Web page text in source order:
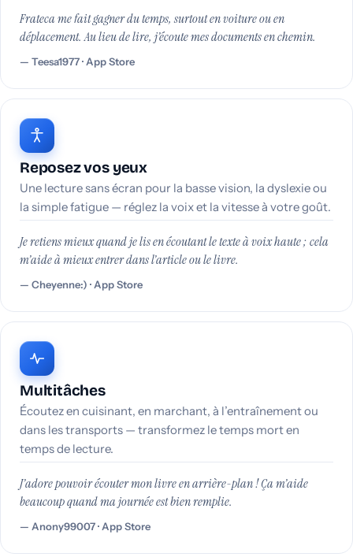
Frateca me fait gagner du temps, surtout en voiture ou en
déplacement. Au lieu de lire, j’écoute mes documents en chemin.
Teesa1977 · App Store
Reposez vos yeux
Une lecture sans écran pour la basse vision, la dyslexie ou
la simple fatigue — réglez la voix et la vitesse à votre goût.
Je retiens mieux quand je lis en écoutant le texte à voix haute ; cela
m’aide à mieux entrer dans l’article ou le livre.
Cheyenne:) · App Store
Multitâches
Écoutez en cuisinant, en marchant, à l’entraînement ou
dans les transports — transformez le temps mort en
temps de lecture.
J’adore pouvoir écouter mon livre en arrière-plan ! Ça m’aide
beaucoup quand ma journée est bien remplie.
Anony99007 · App Store